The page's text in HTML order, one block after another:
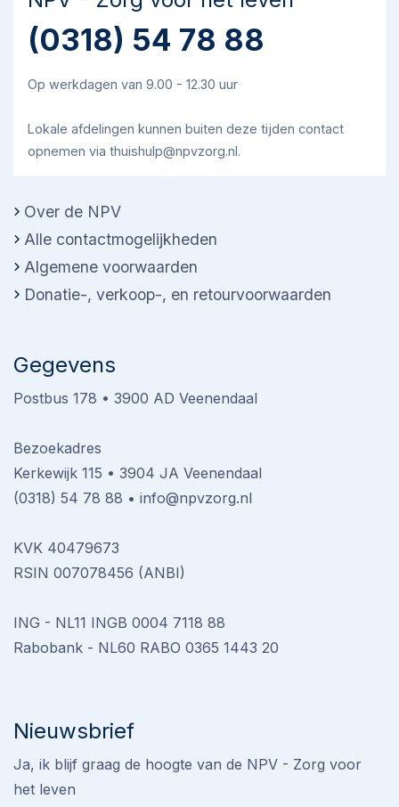
mensen met allerlei verschillende
kunt je afvragen of wat ons land als
normaal is gaan beschouwen, wel zo
levenseindezorg zich dient te richten op
de vraag: ‘Hoe kunnen we iemand helpen
bij het leven?’ en niet op de vraag: ‘Hoe
kunnen we iemand helpen de eigen dood
te regisseren?’”
(0318) 54 78 88
Op werkdagen van 9.00 - 12.30 uur
Lokale afdelingen kunnen buiten deze tijden contact
opnemen via thuishulp@npvzorg.nl.
Over de NPV
Alle contactmogelijkheden
Algemene voorwaarden
Donatie-, verkoop-, en retourvoorwaarden
Gegevens
Postbus 178 • 3900 AD Veenendaal
Bezoekadres
Kerkewijk 115 • 3904 JA Veenendaal
(0318) 54 78 88 • info@npvzorg.nl
KVK 40479673
RSIN 007078456 (ANBI)
ING - NL11 INGB 0004 7118 88
Rabobank - NL60 RABO 0365 1443 20
Nieuwsbrief
Ja, ik blijf graag de hoogte van de NPV - Zorg voor
het leven